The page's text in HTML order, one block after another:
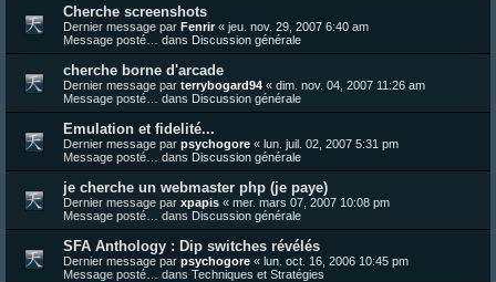
Cherche screenshots
Dernier message par Fenrir« jeu. nov. 29, 2007 6:40 am
Message posté… dans Discussion générale
cherche borne d'arcade
Dernier message par terrybogard94 « dim. nov. 04, 2007 11:26 am
Message posté… dans Discussion générale
Emulation et fidelité...
Dernier message par psychogore « lun. juil. 02, 2007 5:31 pm
Message posté… dans Discussion générale
je cherche un webmaster php (je paye)
Dernier message par xpapis « mer. mars 07, 2007 10:08 pm
Message posté… dans Discussion générale
SFA Anthology : Dip switches révélés
Dernier message par psychogore « lun. oct. 16, 2006 10:45 pm
Message posté… dans Techniques et Stratégies